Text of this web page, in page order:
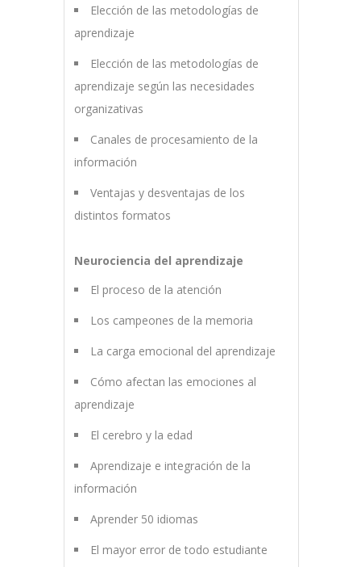
Elección de las metodologías de
aprendizaje
Elección de las metodologías de
aprendizaje según las necesidades
organizativas
Canales de procesamiento de la
información
Ventajas y desventajas de los
distintos formatos
Neurociencia del aprendizaje
El proceso de la atención
Los campeones de la memoria
La carga emocional del aprendizaje
Cómo afectan las emociones al
aprendizaje
El cerebro y la edad
Aprendizaje e integración de la
información
Aprender 50 idiomas
El mayor error de todo estudiante